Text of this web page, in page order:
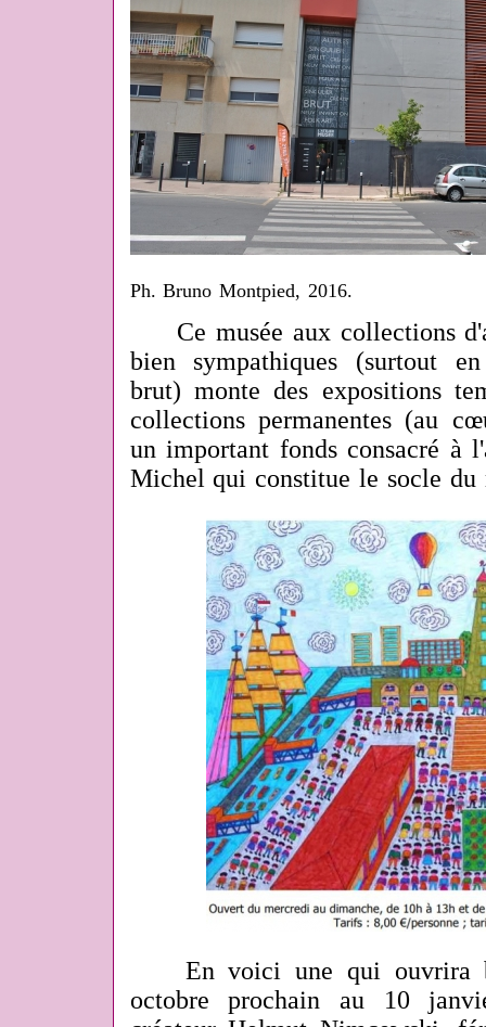
Ph. Bruno Montpied, 2016.
Ce musée aux collections
bien sympathiques (surtout
brut) monte des expositions
collections permanentes (au
un important fonds consacré à
Michel qui constitue le socle du
En voici une qui ouvrira
octobre prochain au 10